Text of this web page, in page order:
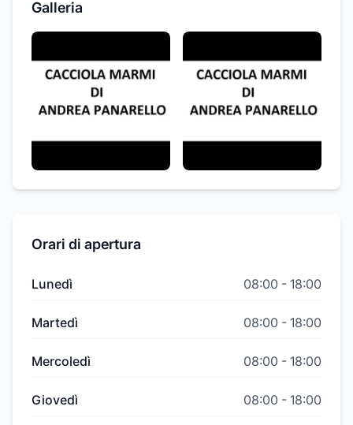
Galleria
Orari di apertura
Lunedì 08:00 - 18:00
Martedì 08:00 - 18:00
Mercoledì 08:00 - 18:00
Giovedì 08:00 - 18:00